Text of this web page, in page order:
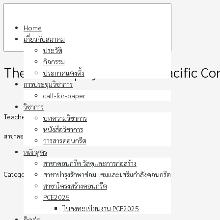
contentHome
เกี่ยวกับสมาคม
ประวัติ
กิจกรรม
ประกาศแต่งตั้ง
การประชุมวิชาการ
call-for-paper
วิชาการ
บทความวิชาการ
หนังสือวิชาการ
วารสารคอนกรีต
หลักสูตร
สาขาคอนกรีต วัสดุและการก่อสร้าง
สาขาบำรุงรักษาซ่อมแซมและเสริมกำลังคอนกรีต
สาขาโครงสร้างคอนกรีต
PCE2025
ใบลงทะเบียนงาน PCE2025
The 1st Geopolymers Asia-Pacific
Teacher
สาขาคอนกรีต วัสดุและการก่อสร้าง ร่วมกับ สาขาโครงสร้างคอนกรีต
Category